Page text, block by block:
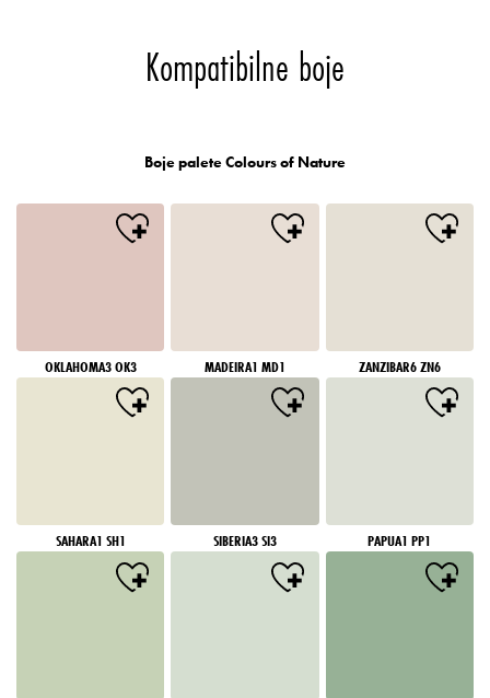
Kompatibilne boje
Boje palete Colours of Nature
OKLAHOMA3 OK3 MADEIRA1 MD1 ZANZIBAR6 ZN6
SAHARA1 SH1 SIBERIA3 SI3 PAPUA1 PP1